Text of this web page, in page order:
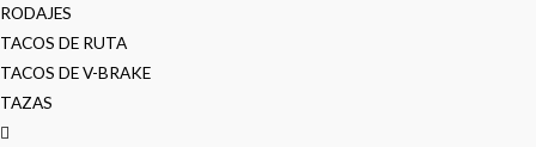
RODAJES
TACOS DE RUTA
TACOS DE V-BRAKE
TAZAS